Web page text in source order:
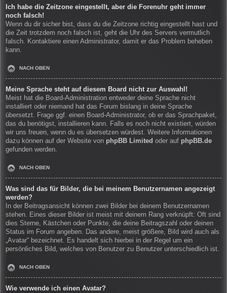
Ich habe die Zeitzone eingestellt, aber die Forenuhr geht immer
noch falsch!
Wenn du dir sicher bist, dass du die Zeitzone richtig eingestellt hast und
die Zeit trotzdem noch falsch ist, geht die Uhr des Servers vermutlich
falsch. Kontaktiere einen Administrator, damit er das Problem beheben
kann.
NACH OBEN
Meine Sprache steht auf diesem Board nicht zur Auswahl!
Meist hat die Board-Administration entweder deine Sprache nicht
installiert oder niemand hat das Forum bislang in deine Sprache
übersetzt. Frage ggf. einen Board-Administrator, ob er das Sprachpaket,
das du benötigst, installieren kann. Falls es noch nicht existiert, würden
wir uns freuen, wenn du es übersetzen würdest. Weitere Informationen
dazu können auf der Website von phpBB Limited oder auf phpBB.de
gefunden werden.
NACH OBEN
Was sind das für Bilder, die bei meinem Benutzernamen angezeigt
werden?
In der Beitragsansicht können zwei Bilder bei deinem Benutzernamen
stehen. Eines dieser Bilder ist meist mit deinem Rang verknüpft: Oft sind
dies Sterne, Kästchen oder Punkte, die deine Beitragszahl oder deinen
Status im Forum angeben. Das andere, meist größere, Bild wird auch als
„Avatar“ bezeichnet. Es handelt sich hierbei in der Regel um ein
persönliches Bild, welches von Benutzer zu Benutzer unterschiedlich ist.
NACH OBEN
Wie verwende ich einen Avatar?